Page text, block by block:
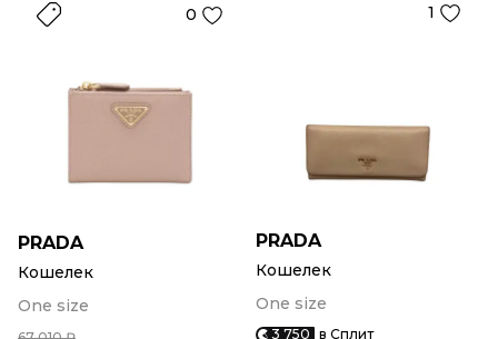
0
PRADA
Кошелек
One size
1
PRADA
Кошелек
One size
3 750 в Сплит